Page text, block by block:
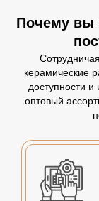
Почему вы
керамические
доступности
оптовый